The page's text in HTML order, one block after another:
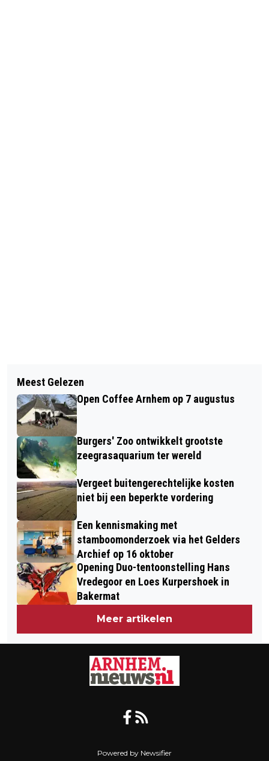
TERUGROEPACTIE SCHARRELKIP
PIQUEBROCHE LIDL
HOU JE HUISDIER KOEL IN DEZE
WARME PERIODE
Meest Gelezen
Open Coffee Arnhem op 7 augustus
Burgers' Zoo ontwikkelt grootste
zeegrasaquarium ter wereld
Vergeet buitengerechtelijke kosten
niet bij een beperkte vordering
Een kennismaking met
stamboomonderzoek via het Gelders
Archief op 16 oktober
Opening Duo-tentoonstelling Hans
Vredegoor en Loes Kurpershoek in
Bakermat
Meer artikelen
Powered by Newsifier